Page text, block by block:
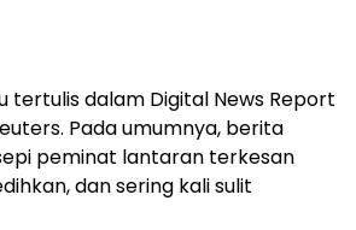
tertulis dalam Digital News Report
Pada umumnya, berita
peminat lantaran terkesan
dan sering kali sulit